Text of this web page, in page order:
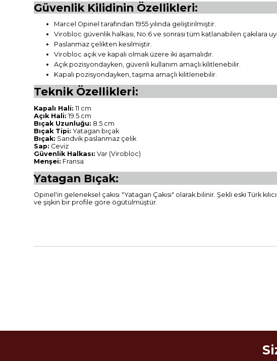
Güvenlik Kilidinin Özellikleri:
Marcel Opinel tarafından 1955 yılında geliştirilmiştir.
Virobloc güvenlik halkası, No:6 ve sonrası tüm katlanabilen çakılara
Paslanmaz çelikten kesilmiştir.
Virobloc açık ve kapalı olmak üzere iki aşamalıdır.
Açık pozisyondayken, güvenli kullanım amaçlı kilitlenebilir.
Kapalı pozisyondayken, taşıma amaçlı kilitlenebilir.
Teknik Özellikleri:
Kapalı Hali: 11 cm
Açık Hali: 19.5 cm
Bıçak Uzunluğu: 8.5 cm
Bıçak Tipi: Yatagan bıçak
Bıçak: Sandvik paslanmaz çelik
Sap: Ceviz
Güvenlik Halkası: Var (Virobloc)
Menşei: Fransa
Yatagan Bıçak:
Opinel'in geleneksel çakısı "Yatagan Çakısı" olarak bilinir. Şekli eski Türk
ve şişkin bir profile göre ögütülmüştür.